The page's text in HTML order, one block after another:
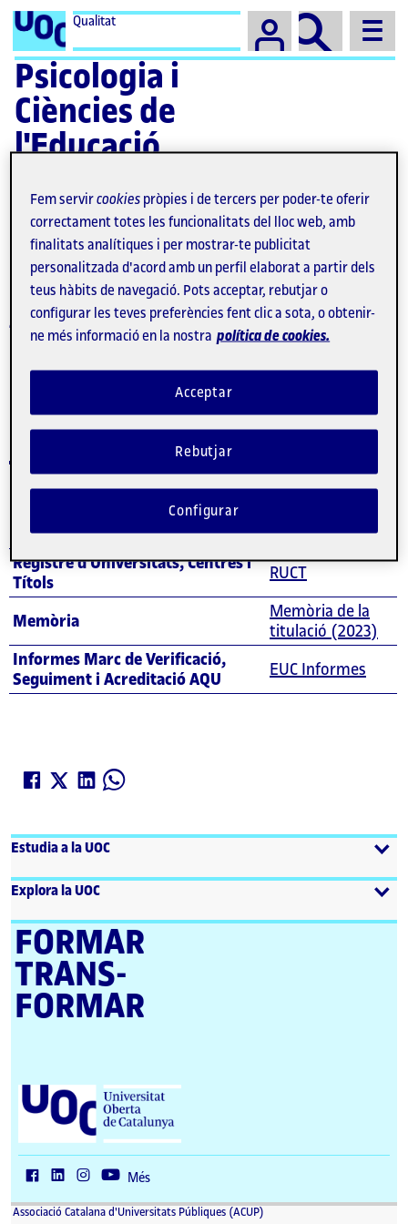
Qualitat Campus
Psicologia i
Ciències de
l'Educació
Màster universitari en
Avaluació i Gestió de la
Qualitat de l'Educació
Registre d'Universitats, Centres i
Títols
RUCT
Memòria
Memòria de la
titulació (2023)
Informes Marc de Verificació,
Seguiment i Acreditació AQU
EUC Informes
Estudia a la UOC
Explora la UOC
FORMAR
TRANS­
FORMAR
U
e
i
t
Més
Associació Catalana d'Universitats Públiques (ACUP)
Fem servircookies pròpies i de tercers per poder-te oferir
correctament totes les funcionalitats del lloc web, amb
finalitats analítiques i per mostrar-te publicitat
personalitzada d'acord amb un perfil elaborat a partir dels
teus hàbits de navegació. Pots acceptar, rebutjar o
configurar les teves preferències fent clic a sota, o obtenir-
ne més informació en la nostra política de cookies.
Rebutjar
Acceptar
Configurar